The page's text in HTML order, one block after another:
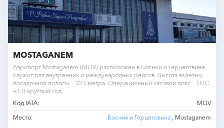
MOSTAGANEM
Аэропорт Mostaganem (MQV) расположен в Боснии и Герцеговине,
служит для внутренних и международных рейсов. Высота взлетно-
посадочной полосы — 223 метра. Операционный часовой пояс — UTC
+1.0 круглый год.
Код IATA:
MQV
Место:
Босния и Герцеговина , Mostaganem